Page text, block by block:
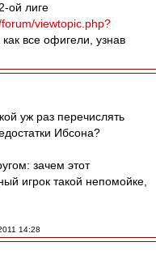
ой лиге
viewtopic.php?
все офигели, узнав
уж раз перечислять
Ибсона?
зачем этот
игрок такой непомойке,
14:28